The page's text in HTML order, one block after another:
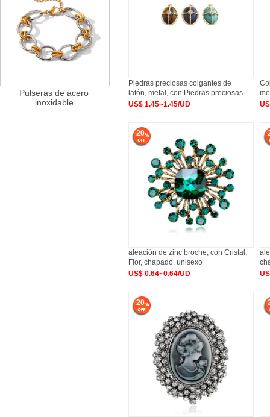
Piedras preciosas colgantes de
latón, metal, con Piedras preciosas
US$ 1.45~1.45/UD
20
aleación de zinc broche, con Cristal,
Flor, chapado, unisexo
US$ 0.64~0.64/UD
20
Pulseras de acero
inoxidable